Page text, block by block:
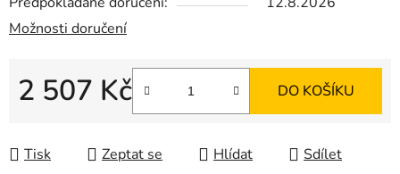
Možnosti doručení
2 507 Kč DO KOŠÍKU
Tisk Zeptat se Hlídat Sdílet